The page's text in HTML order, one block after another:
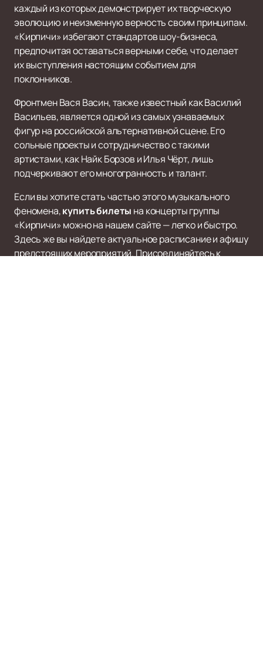
каждый из которых демонстрирует их творческую
эволюцию и неизменную верность своим принципам.
«Кирпичи» избегают стандартов шоу-бизнеса,
предпочитая оставаться верными себе, что делает
их выступления настоящим событием для
поклонников.
Фронтмен Вася Васин, также известный как Василий
Васильев, является одной из самых узнаваемых
фигур на российской альтернативной сцене. Его
сольные проекты и сотрудничество с такими
артистами, как Найк Борзов и Илья Чёрт, лишь
подчеркивают его многогранность и талант.
Если вы хотите стать частью этого музыкального
феномена,купить билеты на концерты группы
«Кирпичи» можно на нашем сайте — легко и быстро.
Здесь же вы найдете актуальное расписание и афишу
предстоящих мероприятий. Присоединяйтесь к